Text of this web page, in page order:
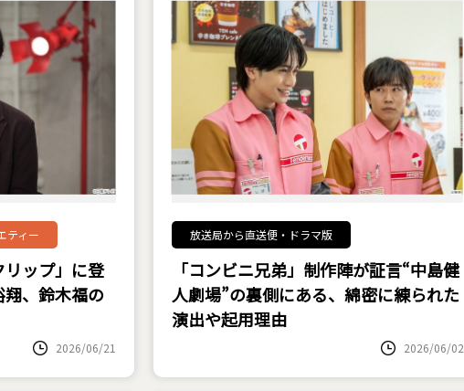
ティー
ップ」に登
、鈴木福の
2026/06/21
放送局から直送便・ドラマ版
「コンビニ兄弟」制作陣が証言“中島健
人劇場”の裏側にある、綿密に練られた
演出や起用理由
2026/06/02